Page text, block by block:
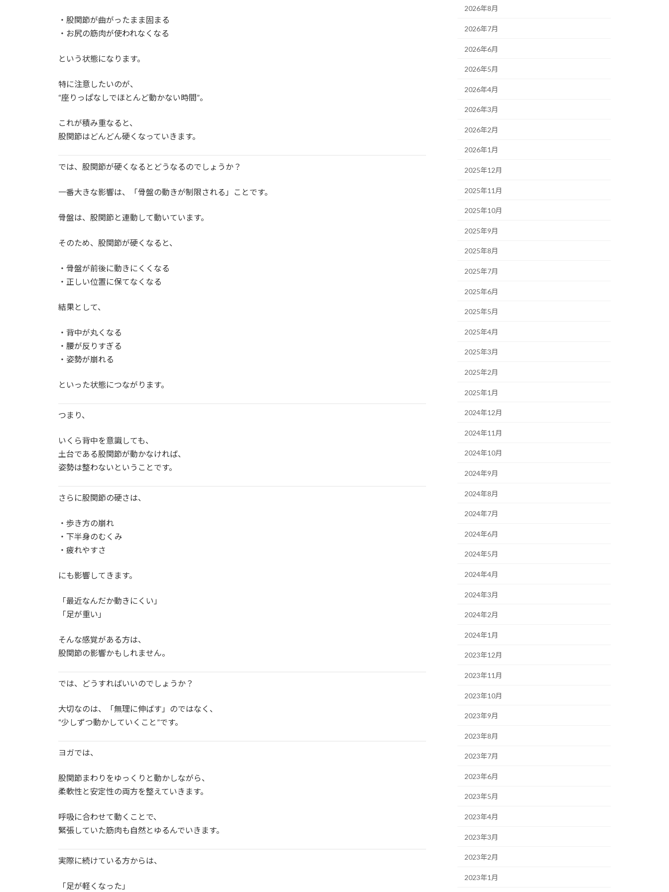
・股関節が曲がったまま固まる
・お尻の筋肉が使われなくなる
という状態になります。
特に注意したいのが、
“座りっぱなしでほとんど動かない時間”。
これが積み重なると、
股関節はどんどん硬くなっていきます。
では、股関節が硬くなるとどうなるのでしょうか？
一番大きな影響は、「骨盤の動きが制限される」ことです。
骨盤は、股関節と連動して動いています。
そのため、股関節が硬くなると、
・骨盤が前後に動きにくくなる
・正しい位置に保てなくなる
結果として、
・背中が丸くなる
・腰が反りすぎる
・姿勢が崩れる
といった状態につながります。
つまり、
いくら背中を意識しても、
土台である股関節が動かなければ、
姿勢は整わないということです。
さらに股関節の硬さは、
・歩き方の崩れ
・下半身のむくみ
・疲れやすさ
にも影響してきます。
「最近なんだか動きにくい」
「足が重い」
そんな感覚がある方は、
股関節の影響かもしれません。
では、どうすればいいのでしょうか？
大切なのは、「無理に伸ばす」のではなく、
“少しずつ動かしていくこと”です。
ヨガでは、
股関節まわりをゆっくりと動かしながら、
柔軟性と安定性の両方を整えていきます。
呼吸に合わせて動くことで、
緊張していた筋肉も自然とゆるんでいきます。
実際に続けている方からは、
「足が軽くなった」
2026年8月
2026年7月
2026年6月
2026年5月
2026年4月
2026年3月
2026年2月
2026年1月
2025年12月
2025年11月
2025年10月
2025年9月
2025年8月
2025年7月
2025年6月
2025年5月
2025年4月
2025年3月
2025年2月
2025年1月
2024年12月
2024年11月
2024年10月
2024年9月
2024年8月
2024年7月
2024年6月
2024年5月
2024年4月
2024年3月
2024年2月
2024年1月
2023年12月
2023年11月
2023年10月
2023年9月
2023年8月
2023年7月
2023年6月
2023年5月
2023年4月
2023年3月
2023年2月
2023年1月